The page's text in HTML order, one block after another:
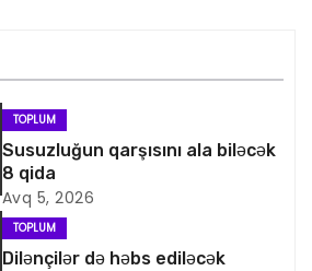
TOPLUM
Susuzluğun qarşısını ala biləcək
8 qida
Avq 5, 2026
TOPLUM
Dilənçilər də həbs ediləcək